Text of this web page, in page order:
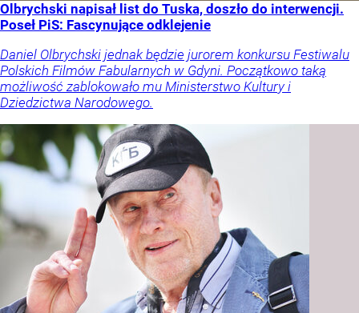
Olbrychski napisał list do Tuska, doszło do interwencji.
Poseł PiS: Fascynujące odklejenie
Daniel Olbrychski jednak będzie jurorem konkursu Festiwalu
Polskich Filmów Fabularnych w Gdyni. Początkowo taką
możliwość zablokowało mu Ministerstwo Kultury i
Dziedzictwa Narodowego.